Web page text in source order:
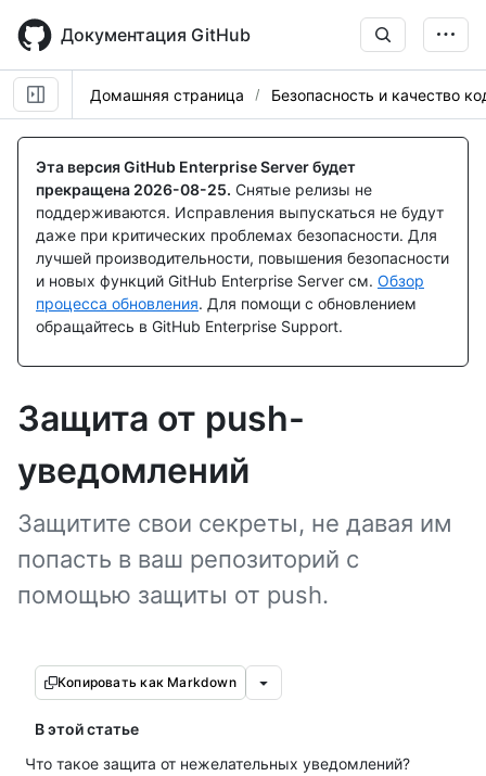
main
content
Документация GitHub
Домашняя страница Безопасность и качество
Эта версия GitHub Enterprise Server будет
прекращена 2026-08-25. Снятые релизы не
поддерживаются. Исправления выпускаться не будут
даже при критических проблемах безопасности. Для
лучшей производительности, повышения безопасности
и новых функций GitHub Enterprise Server см. Обзор
процесса обновления. Для помощи с обновлением
обращайтесь в GitHub Enterprise Support.
Защита от push-
уведомлений
Защитите свои секреты, не давая им
попасть в ваш репозиторий с
помощью защиты от push.
Копировать как Markdown
В этой статье
Что такое защита от нежелательных уведомлений?